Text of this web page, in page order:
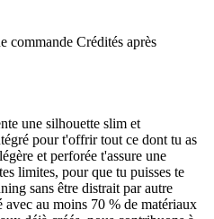
commande Crédités après
une silhouette slim et
pour t'offrir tout ce dont tu as
et perforée t'assure une
limites, pour que tu puisses te
sans être distrait par autre
au moins 70 % de matériaux